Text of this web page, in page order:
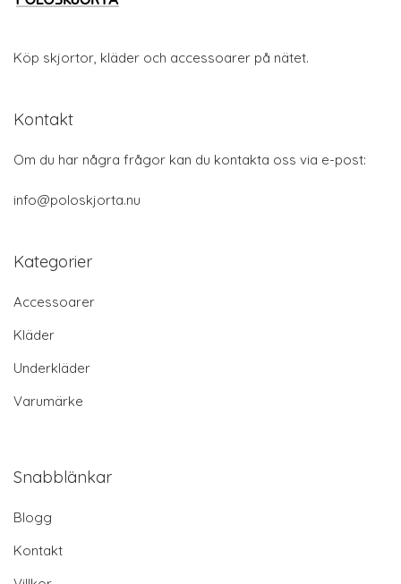
Köp skjortor, kläder och accessoarer på nätet.
Kontakt
Om du har några frågor kan du kontakta oss via e-post:
info@poloskjorta.nu
Kategorier
Accessoarer
Kläder
Underkläder
Varumärke
Snabblänkar
Blogg
Kontakt